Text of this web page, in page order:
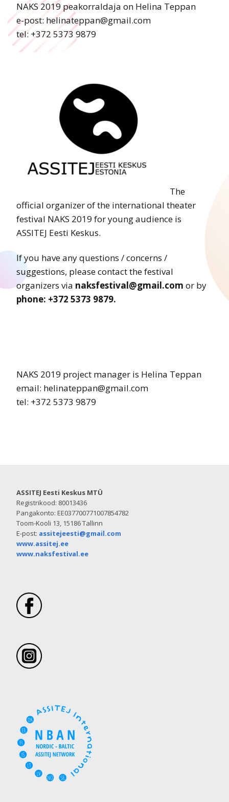
NAKS 2019 peakorraldaja on Helina Teppan
e-post: helinateppan@gmail.com
tel: +372 5373 9879
The
official organizer of the international theater
festival NAKS 2019 for young audience is
ASSITEJ Eesti Keskus.
If you have any questions / concerns /
suggestions, please contact the festival
organizers via naksfestival@gmail.com or by
phone: +372 5373 9879.
NAKS 2019 project manager is Helina Teppan
email: helinateppan@gmail.com
tel: +372 5373 9879
ASSITEJ Eesti Keskus MTÜ
Registrikood: 80013436
Pangakonto: EE037700771007854782
Toom-Kooli 13, 15186 Tallinn
E-post: assitejeesti@gmail.com
www.assitej.ee
www.naksfestival.ee